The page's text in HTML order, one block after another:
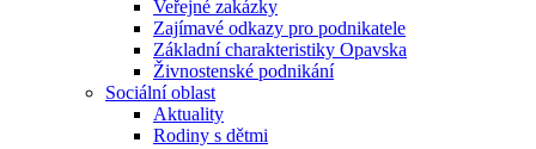
Veřejné zakázky
Zajímavé odkazy pro podnikatele
Základní charakteristiky Opavska
Živnostenské podnikání
Sociální oblast
Aktuality
Rodiny s dětmi